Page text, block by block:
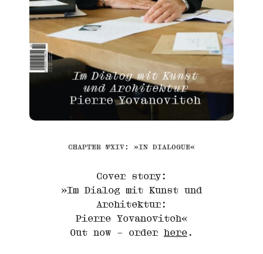
CHAPTER №XIV: »IN DIALOGUE«
Cover story:
»Im Dialog mit Kunst und
Architektur:
Pierre Yovanovitch«
Out now – order here .